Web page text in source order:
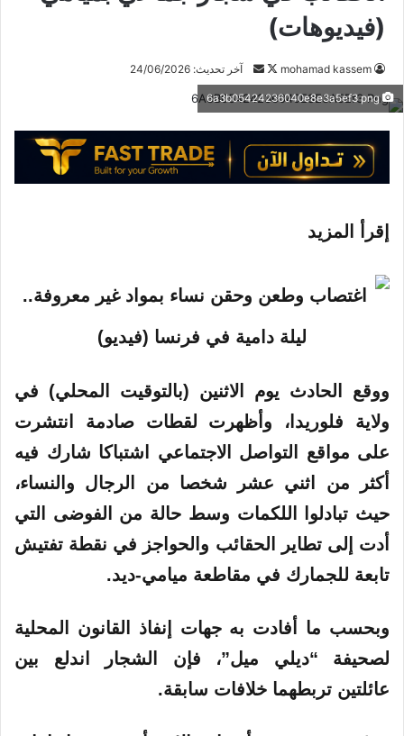
(فيديوهات)
mohamad kassem
ت
ب
ع
ع
ل
س
ل
ر
ك
ر
آخر تحديث: 24/06/2026
6a3b05424236040e8e3a5ef3 png
إقرأ المزيد
ووقع الحادث يوم الاثنين (بالتوقيت المحلي) في
ولاية فلوريدا، وأظهرت لقطات صادمة انتشرت
على مواقع التواصل الاجتماعي اشتباكا شارك فيه
أكثر من اثني عشر شخصا من الرجال والنساء،
حيث تبادلوا اللكمات وسط حالة من الفوضى التي
أدت إلى تطاير الحقائب والحواجز في نقطة تفتيش
تابعة للجمارك في مقاطعة ميامي-ديد.
وبحسب ما أفادت به جهات إنفاذ القانون المحلية
لصحيفة “ديلي ميل”، فإن الشجار اندلع بين
عائلتين تربطهما خلافات سابقة.